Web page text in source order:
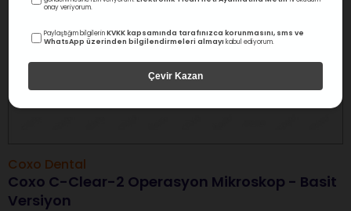
Coxo Dental
Coxo C-Clear-2 Operasyon Mikroskop - Basit
Versiyon
onay veriyorum.
Paylaştığım bilgilerinKVKK kapsamında tarafınızca korunmasını, sms ve
WhatsApp üzerinden bilgilendirmeleri almayı kabul ediyorum.
Çevir Kazan